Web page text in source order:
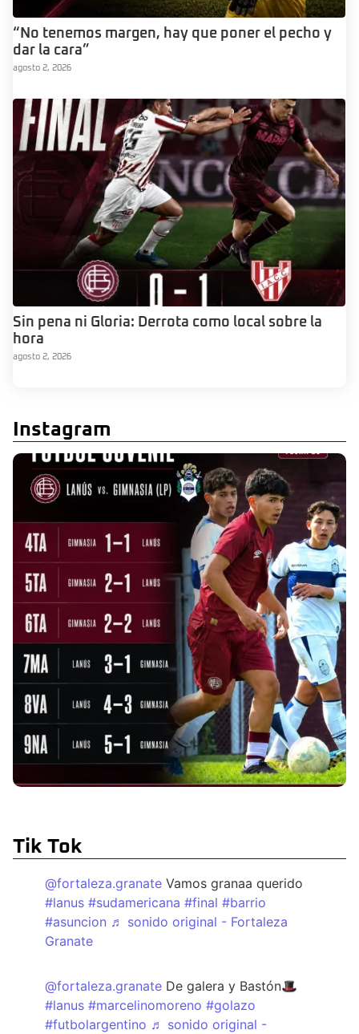
“No tenemos margen, hay que poner el pecho y
dar la cara”
agosto 2, 2026
Sin pena ni Gloria: Derrota como local sobre la
hora
agosto 2, 2026
Instagram
Tik Tok
@fortaleza.granate Vamos granaa querido
#lanus #sudamericana #final #barrio
#asuncion ♬ sonido original - Fortaleza
Granate
@fortaleza.granate De galera y Bastón🎩
#lanus #marcelinomoreno #golazo
#futbolargentino ♬ sonido original -